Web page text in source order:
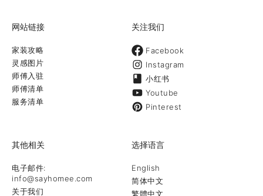
网站链接
家装攻略
灵感图片
师傅入驻
师傅清单
服务清单
关注我们
Facebook
Instagram
小红书
Youtube
Pinterest
其他相关
电子邮件:
info@sayhomee.com
关于我们
选择语言
English
简体中文
繁體中文